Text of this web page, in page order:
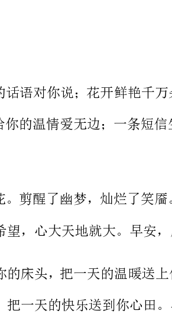
5.早起伸懒腰，面对镜子笑，做个深呼吸，心态调整好，烦恼全抛
梳妆，精神更抖擞；把心交给希望，心大天地就大。早安，朋友！
晨的第一声鸣叫传入你的耳中，把一天的快乐送到你心田。早安！
4.早早的希望幸福来敲门，早早的希望门口站着大财神，早早的希